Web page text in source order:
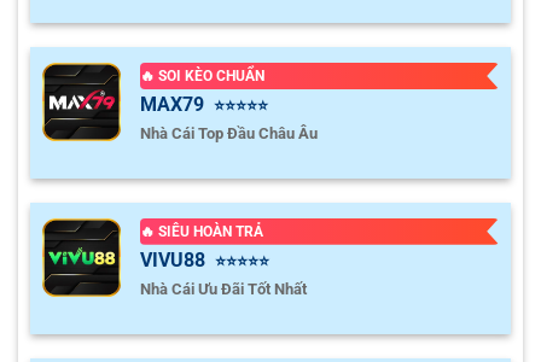
🔥 SOI KÈO CHUẨN
MAX79 ⭐⭐⭐⭐⭐
Nhà Cái Top Đầu Châu Âu
🔥 SIÊU HOÀN TRẢ
VIVU88 ⭐⭐⭐⭐⭐
Nhà Cái Ưu Đãi Tốt Nhất